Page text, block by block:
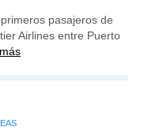
pasajeros de
Airlines entre Puerto